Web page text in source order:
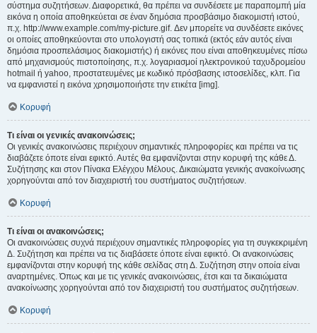
σύστημα συζητήσεων. Διαφορετικά, θα πρέπει να συνδέσετε με παραπομπή μία
εικόνα η οποία αποθηκεύεται σε έναν δημόσια προσβάσιμο διακομιστή ιστού,
π.χ. http://www.example.com/my-picture.gif. Δεν μπορείτε να συνδέσετε εικόνες
οι οποίες αποθηκεύονται στο υπολογιστή σας τοπικά (εκτός εάν αυτός είναι
δημόσια προσπελάσιμος διακομιστής) ή εικόνες που είναι αποθηκευμένες πίσω
από μηχανισμούς πιστοποίησης, π.χ. λογαριασμοί ηλεκτρονικού ταχυδρομείου
hotmail ή yahoo, προστατευμένες με κωδικό πρόσβασης ιστοσελίδες, κλπ. Για
να εμφανιστεί η εικόνα χρησιμοποιήστε την ετικέτα [img].
Κορυφή
Τι είναι οι γενικές ανακοινώσεις;
Οι γενικές ανακοινώσεις περιέχουν σημαντικές πληροφορίες και πρέπει να τις
διαβάζετε όποτε είναι εφικτό. Αυτές θα εμφανίζονται στην κορυφή της κάθε Δ.
Συζήτησης και στον Πίνακα Ελέγχου Μέλους. Δικαιώματα γενικής ανακοίνωσης
χορηγούνται από τον διαχειριστή του συστήματος συζητήσεων.
Κορυφή
Τι είναι οι ανακοινώσεις;
Οι ανακοινώσεις συχνά περιέχουν σημαντικές πληροφορίες για τη συγκεκριμένη
Δ. Συζήτηση και πρέπει να τις διαβάσετε όποτε είναι εφικτό. Οι ανακοινώσεις
εμφανίζονται στην κορυφή της κάθε σελίδας στη Δ. Συζήτηση στην οποία είναι
αναρτημένες. Όπως και με τις γενικές ανακοινώσεις, έτσι και τα δικαιώματα
ανακοίνωσης χορηγούνται από τον διαχειριστή του συστήματος συζητήσεων.
Κορυφή